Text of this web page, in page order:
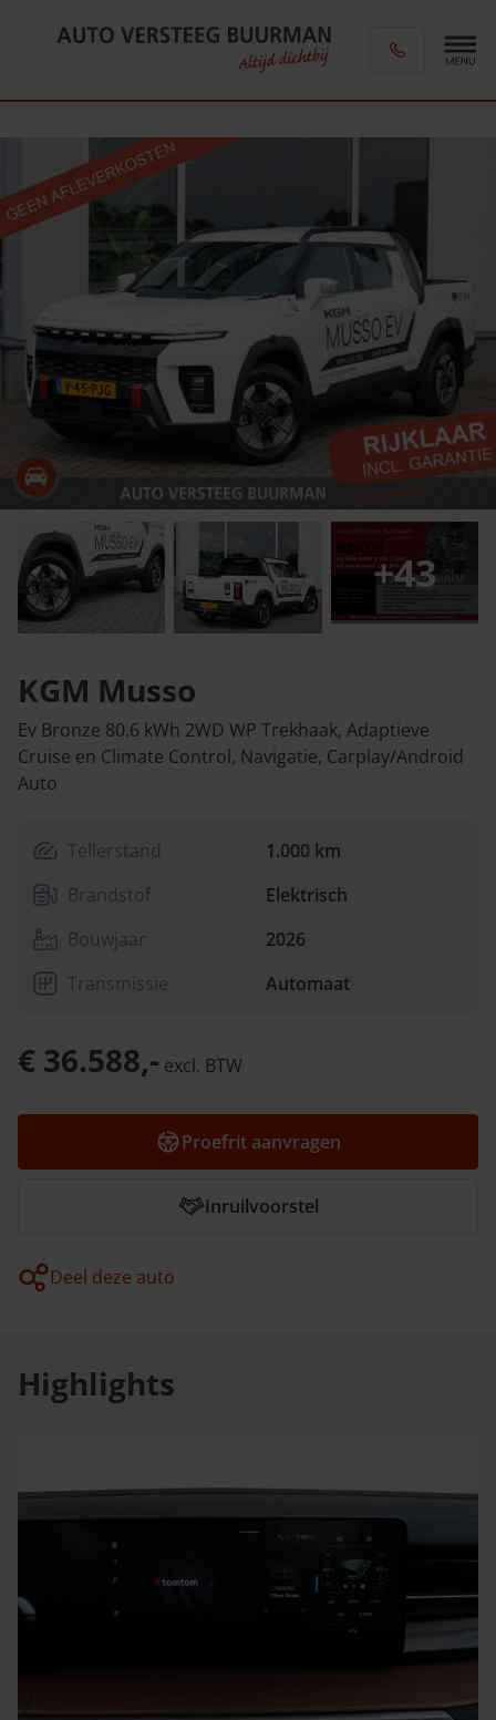
+43
KGM Musso
Ev Bronze 80.6 kWh 2WD WP Trekhaak, Adaptieve
Cruise en Climate Control, Navigatie, Carplay/Android
Auto
Tellerstand
1.000 km
Brandstof
Elektrisch
Bouwjaar
2026
Transmissie
Automaat
€ 36.588,- excl. BTW
Proefrit aanvragen
Inruilvoorstel
Deel deze auto
Highlights